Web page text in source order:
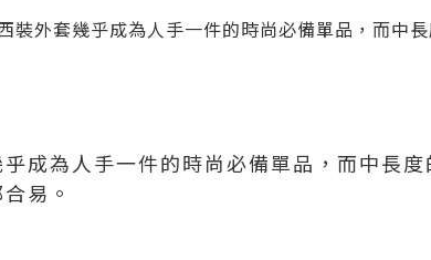
裝外套幾乎成為人手一件的時尚必備單品，而中
成為人手一件的時尚必備單品，而中長
易。